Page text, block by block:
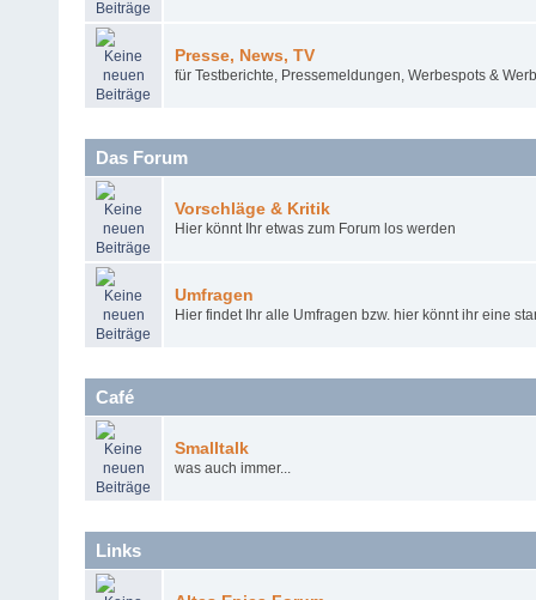
Presse, News, TV
für Testberichte, Pressemeldungen, Werbespots &
Das Forum
Vorschläge & Kritik
Hier könnt Ihr etwas zum Forum los werden
Umfragen
Hier findet Ihr alle Umfragen bzw. hier könnt ihr eine
Café
Smalltalk
was auch immer...
Links